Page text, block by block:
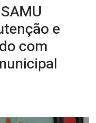
e
com